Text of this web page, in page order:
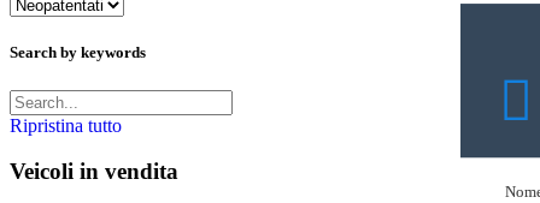
Search by keywords
Ripristina tutto
Veicoli in vendita